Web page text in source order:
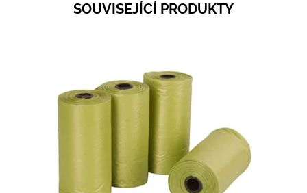
SOUVISEJÍCÍ PRODUKTY
Dostupnost:
Skladem 2
56196A